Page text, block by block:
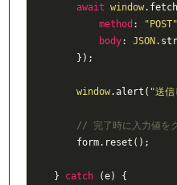
await window
method : "POST"
body: JSON
window.alert( "送信
// 完了時に入力値を
    }
catch (e) {